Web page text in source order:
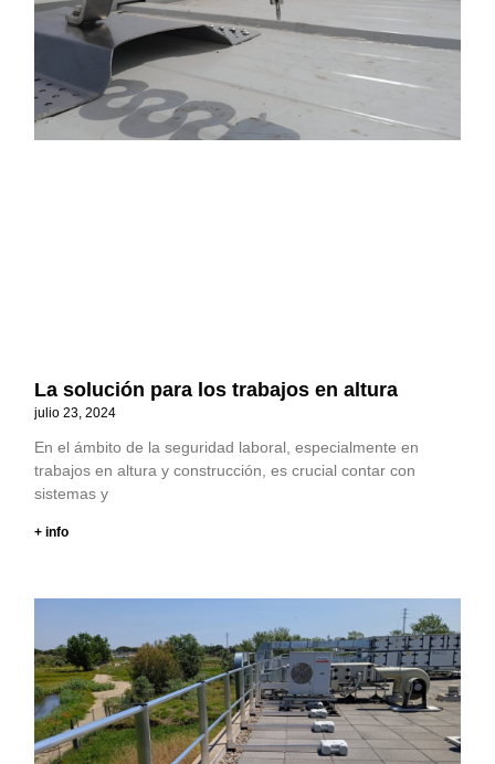
La solución para los trabajos en altura
julio 23, 2024
En el ámbito de la seguridad laboral, especialmente en
trabajos en altura y construcción, es crucial contar con
sistemas y
+ info